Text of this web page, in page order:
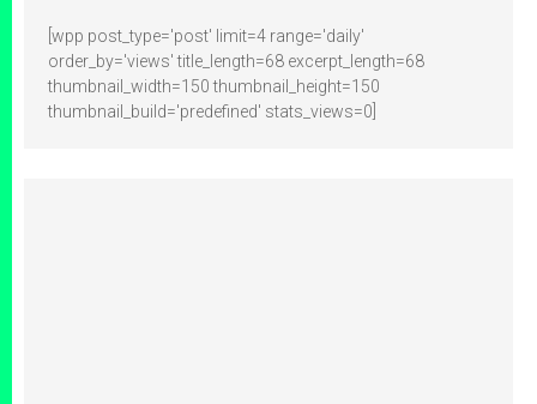
[wpp post_type='post' limit=4 range='daily'
order_by='views' title_length=68 excerpt_length=68
thumbnail_width=150 thumbnail_height=150
thumbnail_build='predefined' stats_views=0]